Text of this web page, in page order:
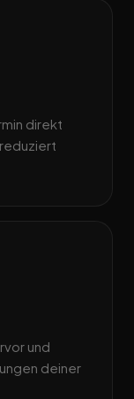
direkt
und
deiner